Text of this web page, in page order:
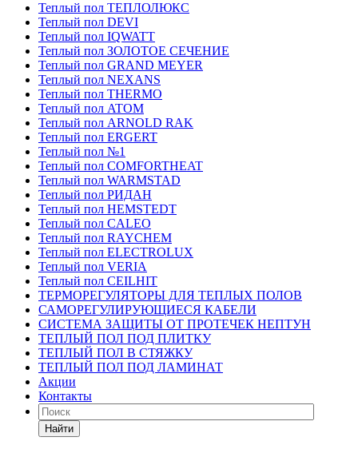
Теплый пол ТЕПЛОЛЮКС
Теплый пол DEVI
Теплый пол IQWATT
Теплый пол ЗОЛОТОЕ СЕЧЕНИЕ
Теплый пол GRAND MEYER
Теплый пол NEXANS
Теплый пол THERMO
Теплый пол ATOM
Теплый пол ARNOLD RAK
Теплый пол ERGERT
Теплый пол №1
Теплый пол COMFORTHEAT
Теплый пол WARMSTAD
Теплый пол РИДАН
Теплый пол HEMSTEDT
Теплый пол CALEO
Теплый пол RAYCHEM
Теплый пол ELECTROLUX
Теплый пол VERIA
Теплый пол CEILHIT
ТЕРМОРЕГУЛЯТОРЫ ДЛЯ ТЕПЛЫХ ПОЛОВ
САМОРЕГУЛИРУЮЩИЕСЯ КАБЕЛИ
СИСТЕМА ЗАЩИТЫ ОТ ПРОТЕЧЕК НЕПТУН
ТЕПЛЫЙ ПОЛ ПОД ПЛИТКУ
ТЕПЛЫЙ ПОЛ В СТЯЖКУ
ТЕПЛЫЙ ПОЛ ПОД ЛАМИНАТ
Акции
Контакты
Найти